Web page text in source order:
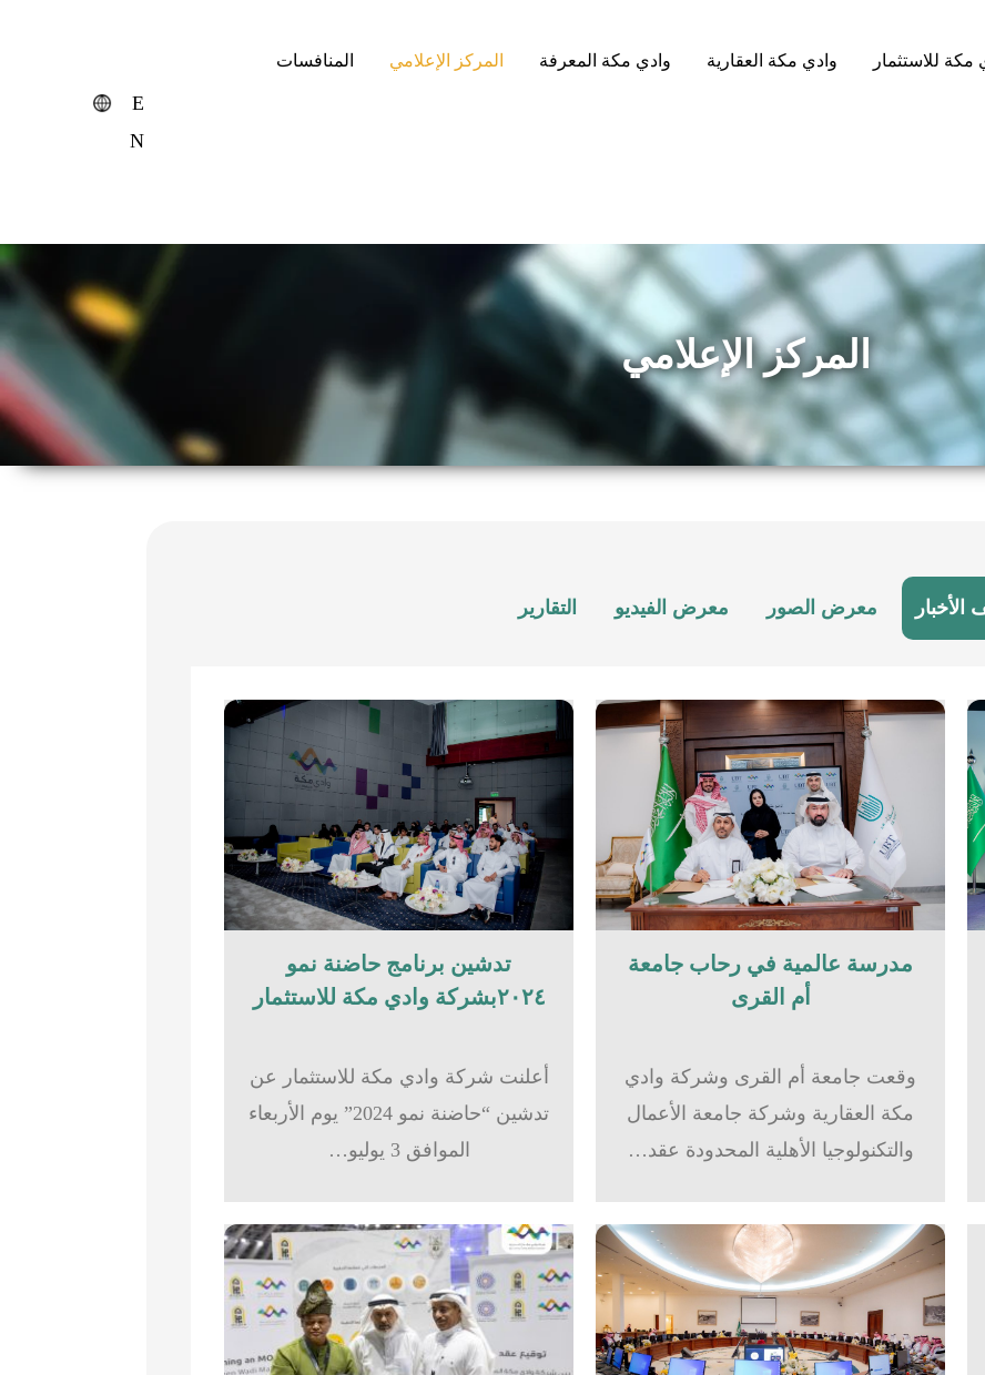
مكة للاستثمار وادي مكة العقارية وادي مكة المعرفة المركز الإعلامي المنافسات
E
N
المركز الإعلامي
الأخبار معرض الصور معرض الفيديو التقارير
مدرسة عالمية في رحاب جامعة
أم القرى​
وقعت جامعة أم القرى وشركة وادي
مكة العقارية وشركة جامعة الأعمال
والتكنولوجيا الأهلية المحدودة عقد…
تدشين برنامج حاضنة نمو
٢٠٢٤بشركة وادي مكة للاستثمار
أعلنت شركة وادي مكة للاستثمار عن
تدشين “حاضنة نمو 2024” يوم الأربعاء
الموافق 3 يوليو…